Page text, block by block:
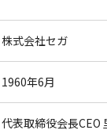
株式会社セガ
1960年6月
代表取締役会長CEO